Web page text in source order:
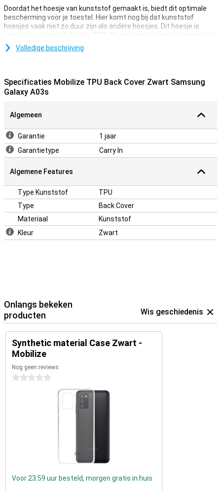
Doordat het hoesje van kunststof gemaakt is, biedt dit optimale
bescherming voor je toestel. Hier komt nog bij dat kunststof
hoesjes vaak niet zo duur zijn als andere hoesjes. Dit hoesje is
gemaakt van zacht, flexibel TPU. De pasvorm is speciaal gemaakt
voor jouw Samsung Galaxy A03s en bovendien blijft het geheel
slank. De softcase heeft handige uitsparingen voor de camera’s,
Daarmee wordt het ook belangrijker om je toestel te beschermen
met een hoesje. Je wilt immers niet dat er een barst in je telefoon
Volledige beschrijving
Specificaties Mobilize TPU Back Cover Zwart Samsung
Galaxy A03s
Algemeen
Garantie
1 jaar
Garantietype
Carry In
Algemene Features
Type Kunststof
TPU
Type
Back Cover
Materiaal
Kunststof
Kleur
Zwart
Onlangs bekeken
producten
Wis geschiedenis
Synthetic material Case Zwart -
Mobilize
Nog geen reviews
0 sterren
Voor 23:59 uur besteld, morgen gratis in huis